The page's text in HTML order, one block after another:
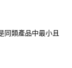
同類產品中最小且